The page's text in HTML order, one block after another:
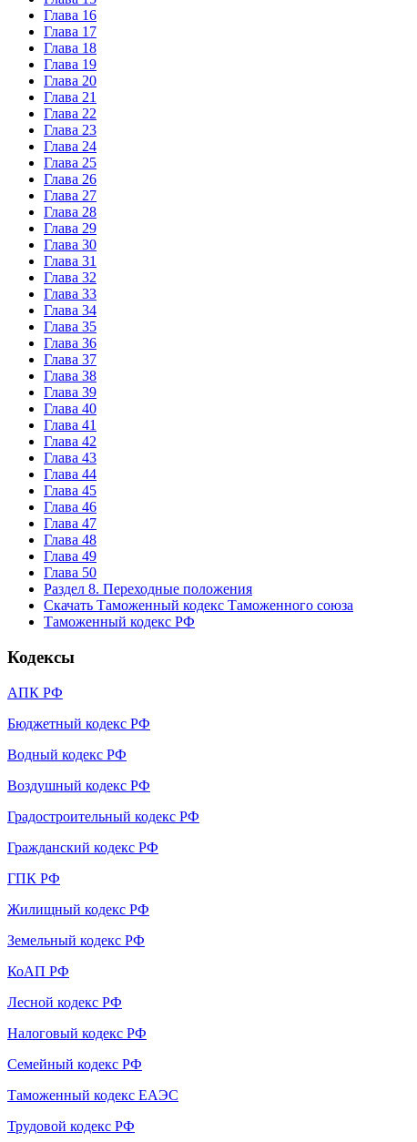
Глава 16
Глава 17
Глава 18
Глава 19
Глава 20
Глава 21
Глава 22
Глава 23
Глава 24
Глава 25
Глава 26
Глава 27
Глава 28
Глава 29
Глава 30
Глава 31
Глава 32
Глава 33
Глава 34
Глава 35
Глава 36
Глава 37
Глава 38
Глава 39
Глава 40
Глава 41
Глава 42
Глава 43
Глава 44
Глава 45
Глава 46
Глава 47
Глава 48
Глава 49
Глава 50
Раздел 8. Переходные положения
Скачать Таможенный кодекс Таможенного союза
Таможенный кодекс РФ
Кодексы
АПК РФ
Бюджетный кодекс РФ
Водный кодекс РФ
Воздушный кодекс РФ
Градостроительный кодекс РФ
Гражданский кодекс РФ
ГПК РФ
Жилищный кодекс РФ
Земельный кодекс РФ
КоАП РФ
Лесной кодекс РФ
Налоговый кодекс РФ
Семейный кодекс РФ
Таможенный кодекс ЕАЭС
Трудовой кодекс РФ